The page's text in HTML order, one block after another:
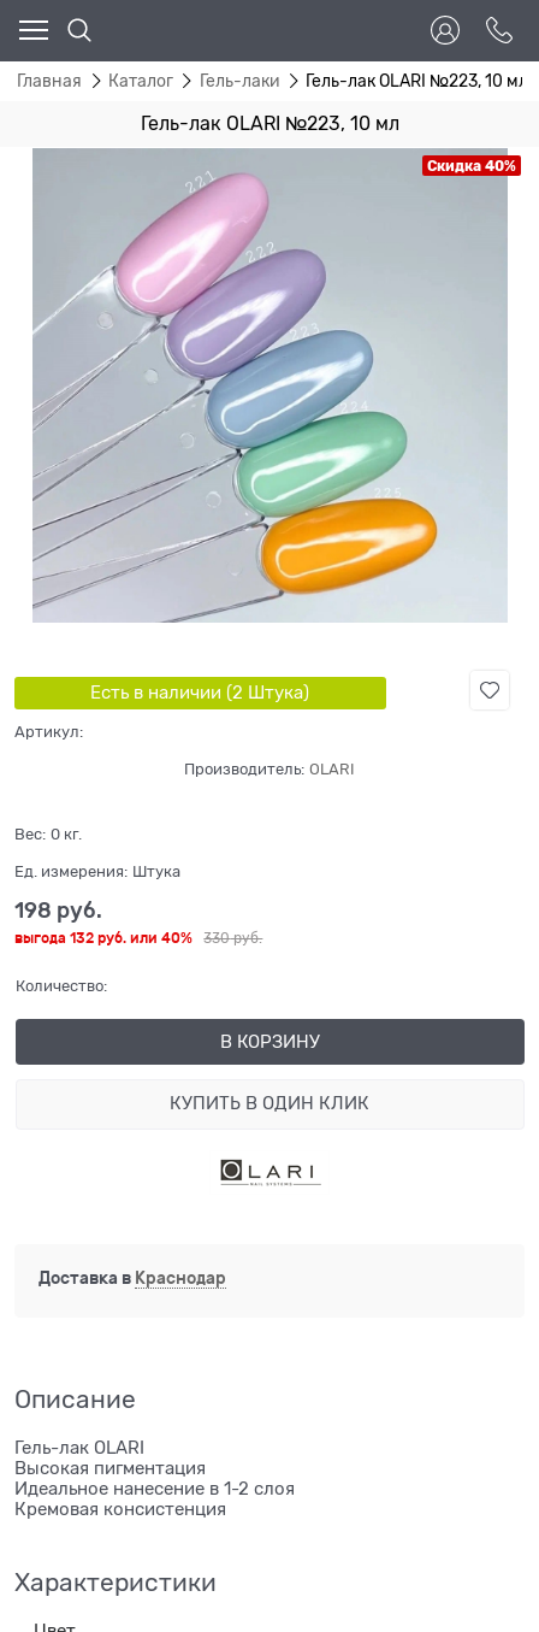
Главная Каталог Гель-лаки Гель-лак OLARI №223, 10 мл
Гель-лак OLARI №223, 10 мл
Скидка 40%
Есть в наличии (2 Штука)
Артикул:
Производитель: OLARI
Вес: 0 кг.
Ед. измерения: Штука
330 руб.
198 руб.
выгода 132 руб. или 40%
Количество:
В КОРЗИНУ
КУПИТЬ В ОДИН КЛИК
Доставка в Краснодар
Описание
Гель-лак OLARI
Высокая пигментация
Идеальное нанесение в 1-2 слоя
Кремовая консистенция
Характеристики